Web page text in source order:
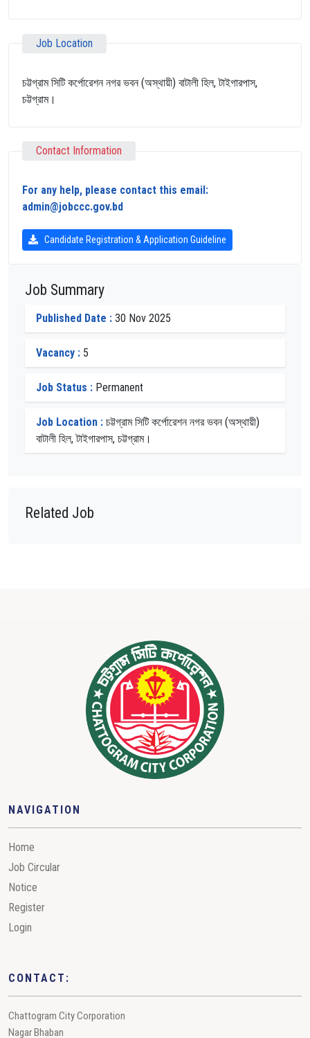
Job Location
চট্টগ্রাম সিটি কর্পোরেশন নগর ভবন (অস্থায়ী) বাটালী হিল, টাইগারপাস,
চট্টগ্রাম।
Contact Information
For any help, please contact this email:
admin@jobccc.gov.bd
Candidate Registration & Application Guideline
Job Summary
Published Date : 30 Nov 2025
Vacancy : 5
Job Status : Permanent
Job Location : চট্টগ্রাম সিটি কর্পোরেশন নগর ভবন (অস্থায়ী)
বাটালী হিল, টাইগারপাস, চট্টগ্রাম।
Related Job
NAVIGATION
Home
Job Circular
Notice
Register
Login
CONTACT:
Chattogram City Corporation
Nagar Bhaban